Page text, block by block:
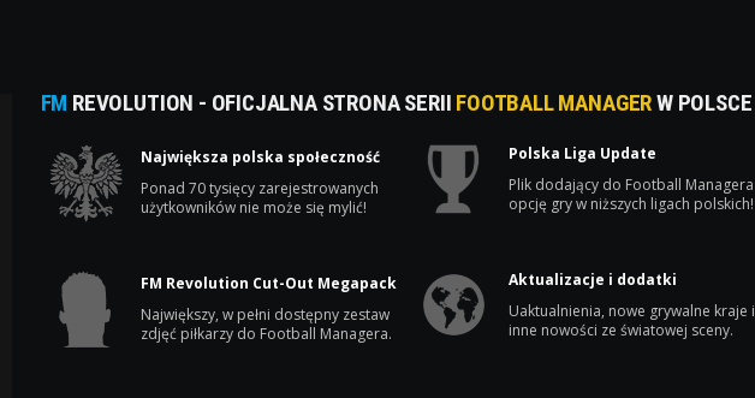
FM REVOLUTION - OFICJALNA STRONA SERII FOOTBALL MANAGERW POLSCE
Największa polska społeczność
Ponad 70 tysięcy zarejestrowanych
użytkowników nie może się mylić!
Polska Liga Update
Plik dodający do Football Managera
opcję gry w niższych ligach polskich!
FM Revolution Cut-Out Megapack
Największy, w pełni dostępny zestaw
zdjęć piłkarzy do Football Managera.
Aktualizacje i dodatki
Uaktualnienia, nowe grywalne kraje i
inne nowości ze światowej sceny.